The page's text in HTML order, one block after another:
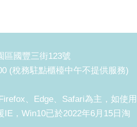
區國豐三街123號
(稅務駐點櫃檯中午不提供服務)
、Edge、Safari為主，如使用
IE，Win10已於2022年6月15日淘